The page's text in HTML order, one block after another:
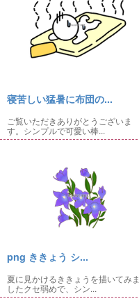
寝苦しい猛暑に布団の...
ご覧いただきありがとうございま
す。シンプルで可愛い棒...
png ききょう シ...
夏に見かけるききょうを描いてみま
したクセ弱めで、シン...